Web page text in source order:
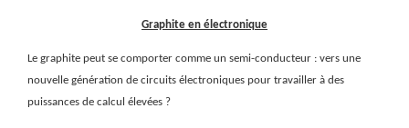
Graphite en électronique
Le graphite peut se comporter comme un semi-conducteur : vers une
nouvelle génération de circuits électroniques pour travailler à des
puissances de calcul élevées ?